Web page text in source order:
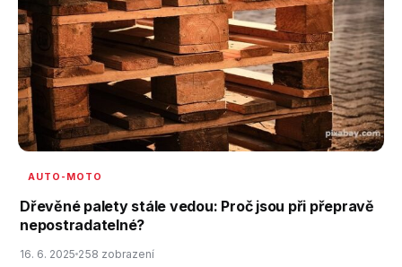
AUTO-MOTO
Dřevěné palety stále vedou: Proč jsou při přepravě
nepostradatelné?
16. 6. 2025 258 zobrazení